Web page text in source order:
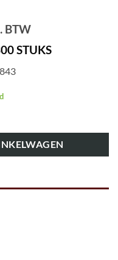
BTW
STUKS